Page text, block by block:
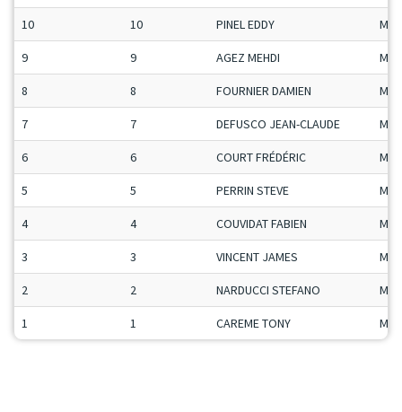
10 10 PINEL EDDY
9 9 AGEZ MEHDI
8 8 FOURNIER DAMIEN
7 7 DEFUSCO JEAN-CLAUDE
6 6 COURT FRÉDÉRIC
5 5 PERRIN STEVE
4 4 COUVIDAT FABIEN
3 3 VINCENT JAMES
2 2 NARDUCCI STEFANO
1 1 CAREME TONY